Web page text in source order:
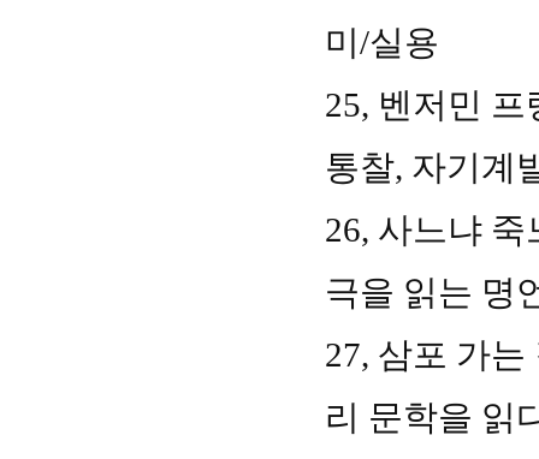
미/실용
25, 벤저민
통찰, 자기계
26, 사느냐
극을 읽는 명
27, 삼포 가
리 문학을 읽